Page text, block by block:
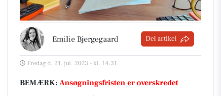
Emilie Bjergegaard Del artikel
Fredag d. 21. jul. 2023 - kl. 14:31
BEMÆRK: Ansøgningsfristen er overskredet